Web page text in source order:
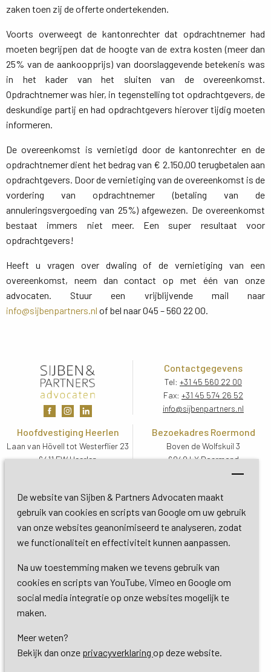
De website van Sijben & Partners Advocaten maakt
gebruik van cookies en scripts van Google om uw gebruik
van onze websites geanonimiseerd te analyseren, zodat
we functionaliteit en effectiviteit kunnen aanpassen.
Na uw toestemming maken we tevens gebruik van
cookies en scripts van YouTube, Vimeo en Google om
social media integratie op onze websites mogelijk te
maken.
Meer weten?
Bekijk dan onze privacyverklaring op deze website.
zaken toen zij de offerte ondertekenden.
Voorts overweegt de kantonrechter dat opdrachtnemer had
moeten begrijpen dat de hoogte van de extra kosten (meer dan
25% van de aankoopprijs) van doorslaggevende betekenis was
in het kader van het sluiten van de overeenkomst.
Opdrachtnemer was hier, in tegenstelling tot opdrachtgevers, de
deskundige partij en had opdrachtgevers hierover tijdig moeten
informeren.
De overeenkomst is vernietigd door de kantonrechter en de
opdrachtnemer dient het bedrag van € 2.150,00 terugbetalen aan
opdrachtgevers. Door de vernietiging van de overeenkomst is de
vordering van opdrachtnemer (betaling van de
annuleringsvergoeding van 25%) afgewezen. De overeenkomst
bestaat immers niet meer. Een super resultaat voor
opdrachtgevers!
Heeft u vragen over dwaling of de vernietiging van een
overeenkomst, neem dan contact op met één van onze
advocaten. Stuur een vrijblijvende mail naar
info@sijbenpartners.nl of bel naar 045 – 560 22 00.
Contactgegevens
Tel: +31 45 560 22 00
Fax: +31 45 574 26 52
info@sijbenpartners.nl
Hoofdvestiging Heerlen
Laan van Hövell tot Westerflier 23
6411 EW Heerlen
Bezoekadres Roermond
Boven de Wolfskuil 3
6049 LX Roermond
Routebeschrijving
Bezoekadres De Bilt
Soestdijkseweg Zuid 13
3732 HC De Bilt (Utrecht)
Copyright 2026 © Sijben & Partners